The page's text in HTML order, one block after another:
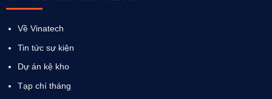
Về Vinatech
Tin tức sự kiện
Dự án kệ kho
Tạp chí tháng